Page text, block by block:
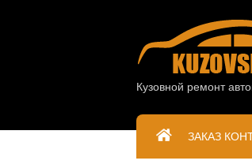
Кузовной ремонт
ЗАКАЗ